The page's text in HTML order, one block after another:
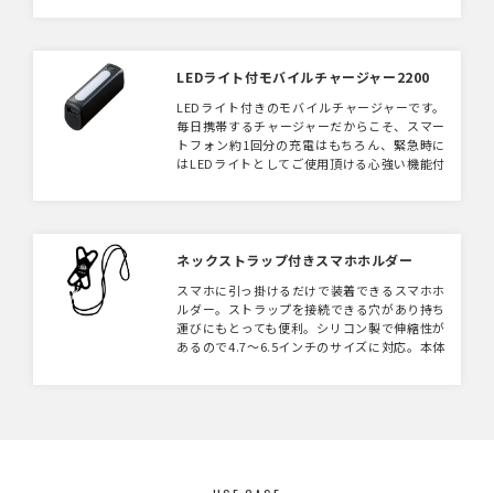
インが可能です。キャラクターグッズとして、
す。
LEDライト付モバイルチャージャー2200
LEDライト付きのモバイルチャージャーです。
毎日携帯するチャージャーだからこそ、スマー
トフォン約1回分の充電はもちろん、緊急時に
はLEDライトとしてご使用頂ける心強い機能付
ネックストラップ付きスマホホルダー
スマホに引っ掛けるだけで装着できるスマホホ
ルダー。ストラップを接続できる穴があり持ち
運びにもとっても便利。シリコン製で伸縮性が
あるので4.7～6.5インチのサイズに対応。本体